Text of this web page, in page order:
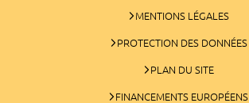
MENTIONS LÉGALES
PROTECTION DES DONNÉES
PLAN DU SITE
FINANCEMENTS EUROPÉENS